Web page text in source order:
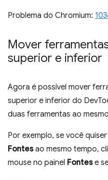
Problema do Chromium:
Mover
superior e inferior
Agora é possível mover
superior e inferior do
duas ferramentas ao
Por exemplo, se você
Fontesao mesmo tempo,
mouse no painel Fontese